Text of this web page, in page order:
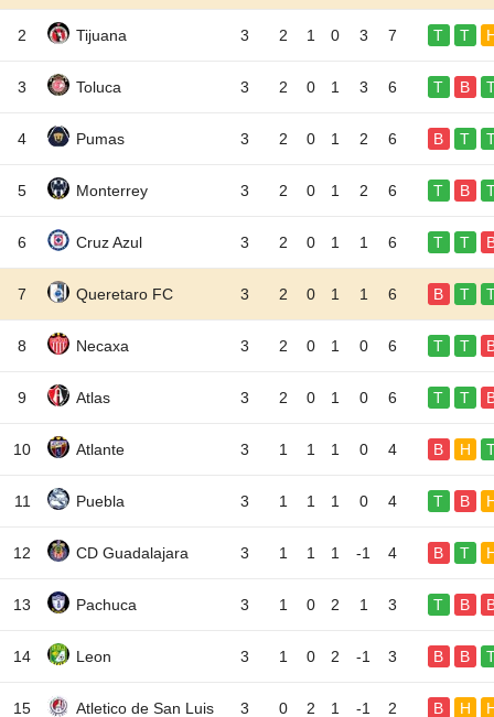
2 Tijuana 3 2 1 0 3 7 T T
3 Toluca 3 2 0 1 3 6 T B
4 Pumas 3 2 0 1 2 6 B T
5 Monterrey 3 2 0 1 2 6 T B
6 Cruz Azul 3 2 0 1 1 6 T T
7 Queretaro FC 3 2 0 1 1 6 B T
8 Necaxa 3 2 0 1 0 6 T T
9 Atlas 3 2 0 1 0 6 T T
10 Atlante 3 1 1 1 0 4 B H
11 Puebla 3 1 1 1 0 4 T B
12 CD Guadalajara 3 1 1 1 -1 4 B T
13 Pachuca 3 1 0 2 1 3 T B
14 Leon 3 1 0 2 -1 3 B B
15 Atletico de San Luis 3 0 2 1 -1 2 B H